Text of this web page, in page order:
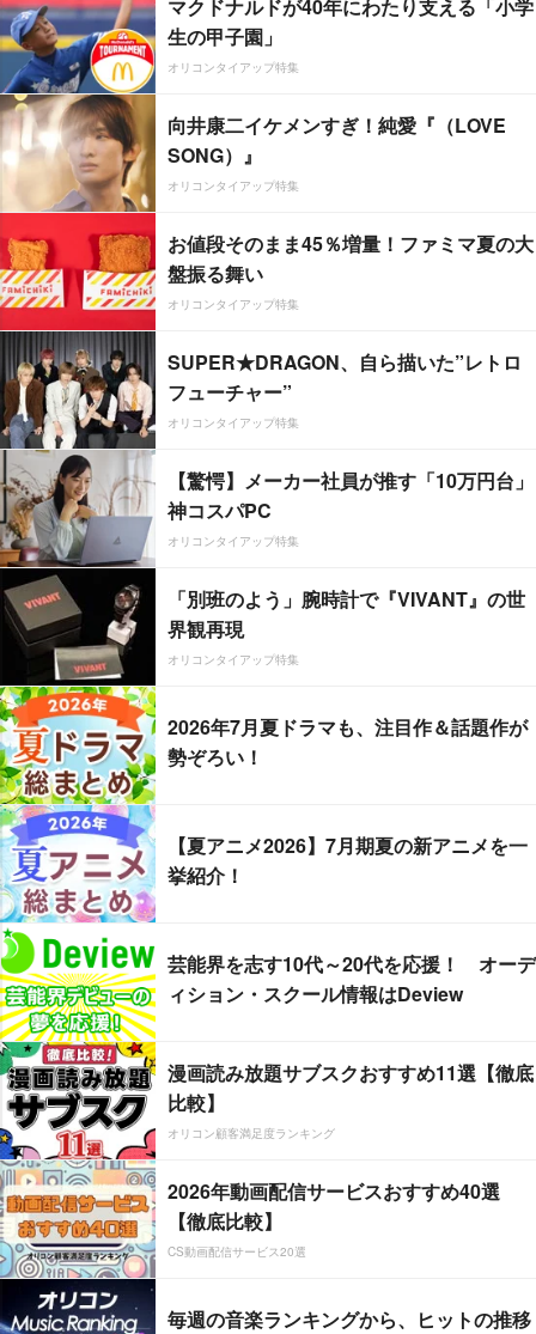
マクドナルドが40年にわたり支える「小学
生の甲子園」
オリコンタイアップ特集
向井康二イケメンすぎ！純愛『（LOVE
SONG）』
オリコンタイアップ特集
お値段そのまま45％増量！ファミマ夏の大
盤振る舞い
オリコンタイアップ特集
SUPER★DRAGON、自ら描いた”レトロ
フューチャー”
オリコンタイアップ特集
【驚愕】メーカー社員が推す「10万円台」
神コスパPC
オリコンタイアップ特集
「別班のよう」腕時計で『VIVANT』の世
界観再現
オリコンタイアップ特集
2026年7月夏ドラマも、注目作＆話題作が
勢ぞろい！
【夏アニメ2026】7月期夏の新アニメを一
挙紹介！
芸能界を志す10代～20代を応援！ オーデ
ィション・スクール情報はDeview
漫画読み放題サブスクおすすめ11選【徹底
比較】
オリコン顧客満足度ランキング
2026年動画配信サービスおすすめ40選
【徹底比較】
CS動画配信サービス20選
毎週の音楽ランキングから、ヒットの推移